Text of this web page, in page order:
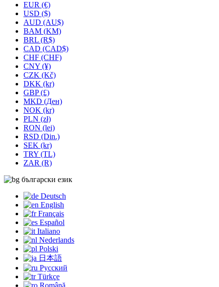
EUR (€)
USD ($)
AUD (AU$)
BAM (KM)
BRL (R$)
CAD (CAD$)
CHF (CHF)
CNY (¥)
CZK (Kč)
DKK (kr)
GBP (£)
MKD (Ден)
NOK (kr)
PLN (zł)
RON (lei)
RSD (Din.)
SEK (kr)
TRY (TL)
ZAR (R)
български език
Deutsch
English
Français
Español
Italiano
Nederlands
Polski
日本語
Русский
Türkçe